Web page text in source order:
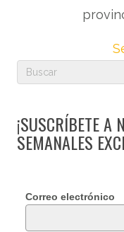
¡SUSCRÍBETE A
SEMANALES
Correo electrónico